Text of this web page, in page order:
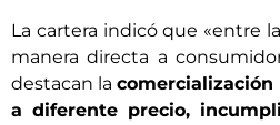
La cartera indicó que «entre
manera directa a
destacan la
a diferente precio,